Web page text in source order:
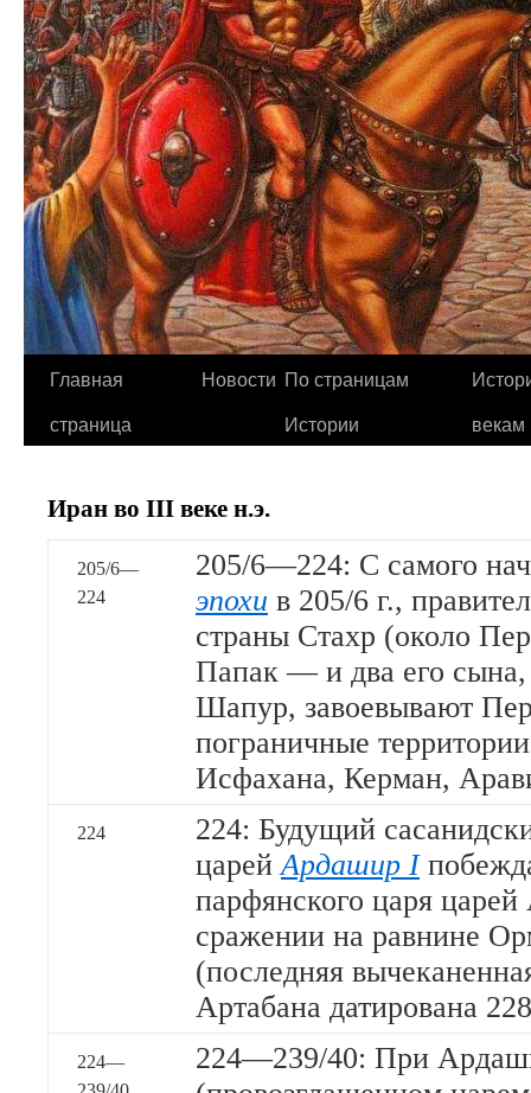
Главная
страница
Новости По страницам
Истории
векам
Иран во III веке н.э.
205/6—
224
205/6—224: С самого
эпохи в 205/6 г.,
страны Стахр (около
Папак — и два его
Шапур, завоевывают
пограничные
Исфахана, Керман,
224
224: Будущий
царейАрдашир I
парфянского царя
сражении на равнине
(последняя
Артабана датирована
224—
224—239/40: При